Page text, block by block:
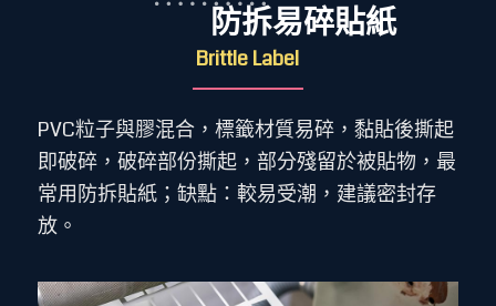
防拆易碎貼紙
Brittle Label
PVC粒子與膠混合，標籤材質易碎，黏貼後撕起
即破碎，破碎部份撕起，部分殘留於被貼物，最
常用防拆貼紙；缺點：較易受潮，建議密封存
放。